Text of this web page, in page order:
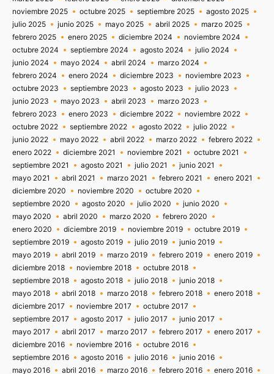
noviembre 2025
octubre 2025 septiembre 2025
agosto 2025
julio 2025
junio 2025 mayo 2025 abril 2025
marzo 2025
febrero 2025
enero 2025 diciembre 2024
noviembre 2024
octubre 2024
septiembre 2024 agosto 2024
julio 2024
junio 2024
mayo 2024 abril 2024
marzo 2024
febrero 2024
enero 2024 diciembre 2023
noviembre 2023
octubre 2023
septiembre 2023 agosto 2023
julio 2023
junio 2023
mayo 2023 abril 2023
marzo 2023
febrero 2023
enero 2023 diciembre 2022
noviembre 2022
octubre 2022
septiembre 2022 agosto 2022
julio 2022
junio 2022
mayo 2022 abril 2022 marzo 2022
febrero 2022
enero 2022
diciembre 2021 noviembre 2021
octubre 2021
septiembre 2021
agosto 2021 julio 2021
junio 2021
mayo 2021
abril 2021 marzo 2021 febrero 2021
enero 2021
diciembre 2020
noviembre 2020
octubre 2020
septiembre 2020
agosto 2020 julio 2020
junio 2020
mayo 2020
abril 2020 marzo 2020
febrero 2020
enero 2020
diciembre 2019 noviembre 2019
octubre 2019
septiembre 2019
agosto 2019 julio 2019
junio 2019
mayo 2019
abril 2019 marzo 2019 febrero 2019
enero 2019
diciembre 2018
noviembre 2018
octubre 2018
septiembre 2018
agosto 2018 julio 2018
junio 2018
mayo 2018
abril 2018 marzo 2018 febrero 2018
enero 2018
diciembre 2017
noviembre 2017
octubre 2017
septiembre 2017
agosto 2017 julio 2017
junio 2017
mayo 2017
abril 2017 marzo 2017 febrero 2017
enero 2017
diciembre 2016
noviembre 2016
octubre 2016
septiembre 2016
agosto 2016 julio 2016
junio 2016
mayo 2016
abril 2016 marzo 2016 febrero 2016 enero 2016